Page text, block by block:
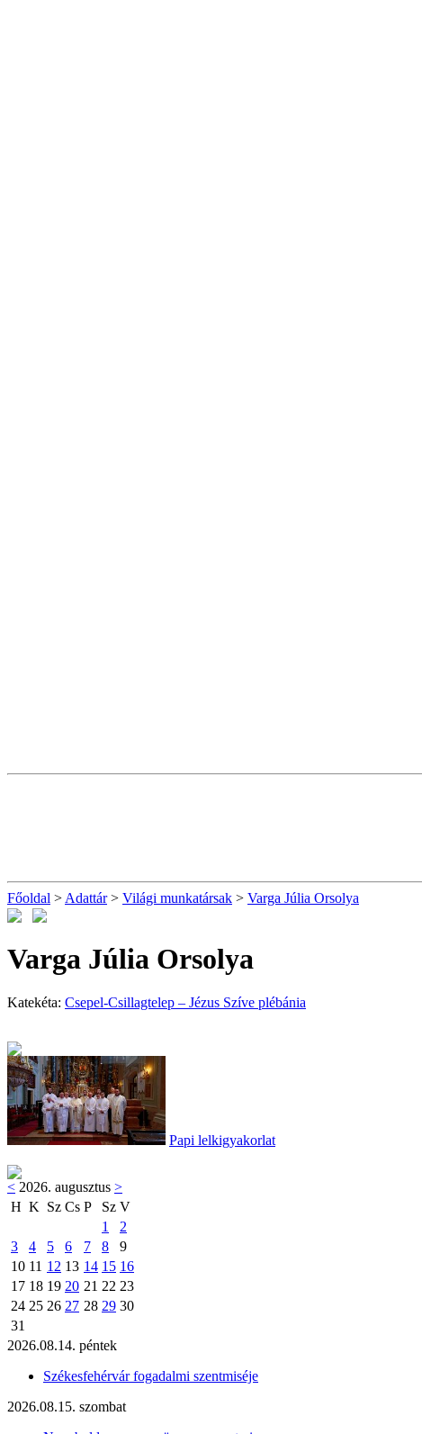
Főoldal > Adattár> Világi munkatársak > Varga Júlia Orsolya
Varga Júlia Orsolya
Katekéta: Csepel-Csillagtelep – Jézus Szíve plébánia
Papi lelkigyakorlat
< 2026. augusztus >
H K Sz Cs P Sz V
1
2
3
4 5 6 7 8
9
10 11 12 13 14 15 16
17 18 19 20 21 22 23
24 25 26 27 28 29 30
31
2026.08.14. péntek
Székesfehérvár fogadalmi szentmiséje
2026.08.15. szombat